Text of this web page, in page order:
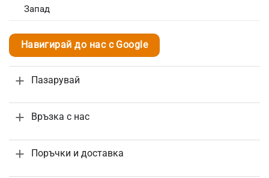
Запад
Навигирай до нас с Google
Пазарувай
Връзка с нас
Поръчки и доставка